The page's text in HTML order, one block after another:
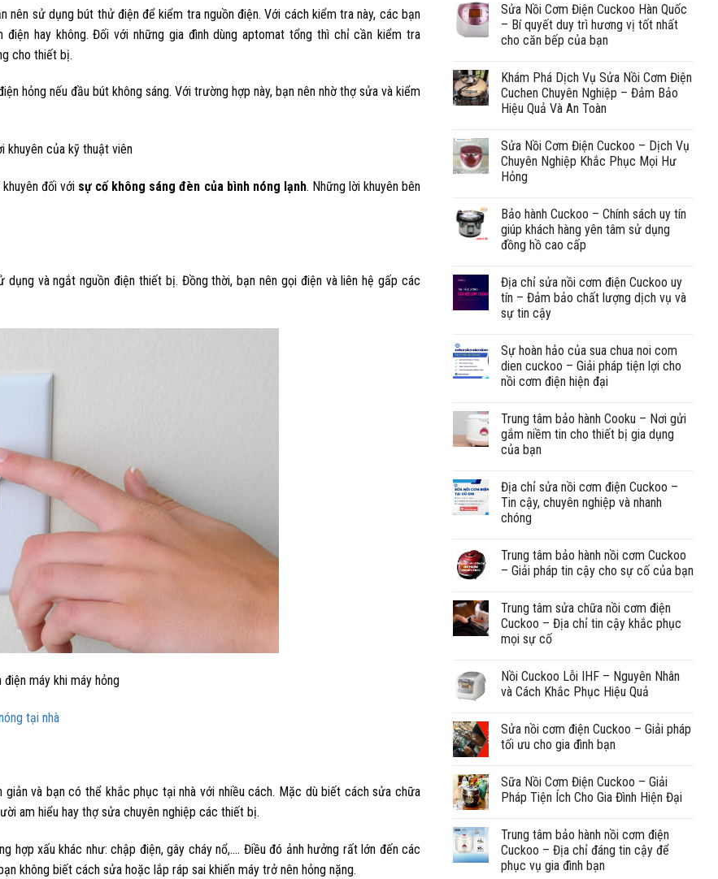
nên sử dụng bút thử điện để kiểm tra nguồn điện. Với cách kiểm tra này, các bạn
hay không. Đối với những gia đình dùng aptomat tổng thì chỉ cần kiểm tra
cho thiết bị.
hỏng nếu đầu bút không sáng. Với trường hợp này, bạn nên nhờ thợ sửa và kiểm
khuyên của kỹ thuật viên
đối với sự cố không sáng đèn của bình nóng lạnh. Những lời khuyên bên
dụng và ngắt nguồn điện thiết bị. Đồng thời, bạn nên gọi điện và liên hệ gấp các
điện máy khi máy hỏng
tại nhà
giản và bạn có thể khắc phục tại nhà với nhiều cách. Mặc dù biết cách sửa chữa
am hiểu hay thợ sửa chuyên nghiệp các thiết bị.
hợp xấu khác như: chập điện, gây cháy nổ,…. Điều đó ảnh hưởng rất lớn đến các
không biết cách sửa hoặc lắp ráp sai khiến máy trở nên hỏng nặng.
Sửa Nồi Cơm Điện Cuckoo Hàn Quốc
– Bí quyết duy trì hương vị tốt nhất
cho căn bếp của bạn
Khám Phá Dịch Vụ Sửa Nồi Cơm Điện
Cuchen Chuyên Nghiệp – Đảm Bảo
Hiệu Quả Và An Toàn
Sửa Nồi Cơm Điện Cuckoo – Dịch Vụ
Chuyên Nghiệp Khắc Phục Mọi Hư
Hỏng
Bảo hành Cuckoo – Chính sách uy tín
giúp khách hàng yên tâm sử dụng
đồng hồ cao cấp
Địa chỉ sửa nồi cơm điện Cuckoo uy
tín – Đảm bảo chất lượng dịch vụ và
sự tin cậy
Sự hoàn hảo của sua chua noi com
dien cuckoo – Giải pháp tiện lợi cho
nồi cơm điện hiện đại
Trung tâm bảo hành Cooku – Nơi gửi
gắm niềm tin cho thiết bị gia dụng
của bạn
Địa chỉ sửa nồi cơm điện Cuckoo –
Tin cậy, chuyên nghiệp và nhanh
chóng
Trung tâm bảo hành nồi cơm Cuckoo
– Giải pháp tin cậy cho sự cố của bạn
Trung tâm sửa chữa nồi cơm điện
Cuckoo – Địa chỉ tin cậy khắc phục
mọi sự cố
Nồi Cuckoo Lỗi IHF – Nguyên Nhân
và Cách Khắc Phục Hiệu Quả
Sửa nồi cơm điện Cuckoo – Giải pháp
tối ưu cho gia đình bạn
Sữa Nồi Cơm Điện Cuckoo – Giải
Pháp Tiện Ích Cho Gia Đình Hiện Đại
Trung tâm bảo hành nồi cơm điện
Cuckoo – Địa chỉ đáng tin cậy để
phục vụ gia đình bạn